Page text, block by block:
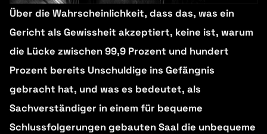
Über die Wahrscheinlichkeit, dass das, was ein
Gericht als Gewissheit akzeptiert, keine ist, warum
die Lücke zwischen 99,9 Prozent und hundert
Prozent bereits Unschuldige ins Gefängnis
gebracht hat, und was es bedeutet, als
Sachverständiger in einem für bequeme
Schlussfolgerungen gebauten Saal die unbequeme